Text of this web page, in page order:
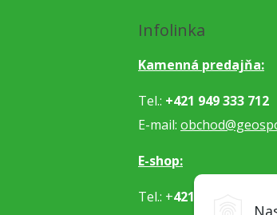
Infolinka
Kamenná predajňa:
Tel.: +421 949 333 712
E-mail:
E-shop:
Tel.: +421 915 962 766